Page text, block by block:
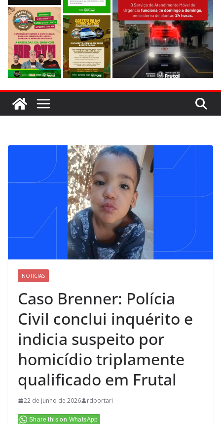
NOTICIAS
Caso Brenner: Polícia
Civil conclui inquérito e
indicia suspeito por
homicídio triplamente
qualificado em Frutal
22 de junho de 2026 rdportari
Share this on WhatsApp